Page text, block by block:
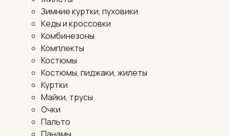
Зимние куртки, пуховики
Кеды и кроссовки
Комбинезоны
Комплекты
Костюмы
Костюмы, пиджаки, жилеты
Куртки
Майки, трусы
Очки
Пальто